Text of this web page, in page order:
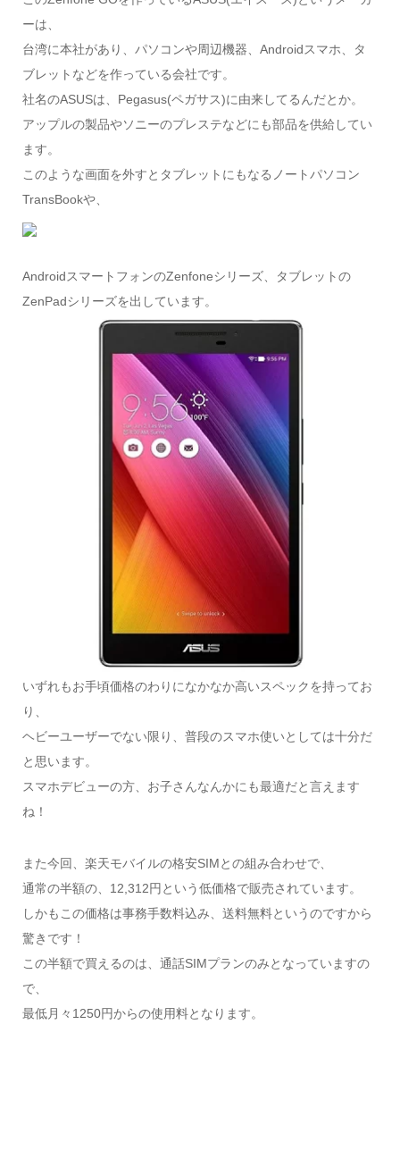
ーは、
台湾に本社があり、パソコンや周辺機器、Androidスマホ、タ
ブレットなどを作っている会社です。
社名のASUSは、Pegasus(ペガサス)に由来してるんだとか。
アップルの製品やソニーのプレステなどにも部品を供給してい
ます。
このような画面を外すとタブレットにもなるノートパソコン
TransBookや、
AndroidスマートフォンのZenfoneシリーズ、タブレットの
ZenPadシリーズを出しています。
いずれもお手頃価格のわりになかなか高いスペックを持ってお
り、
ヘビーユーザーでない限り、普段のスマホ使いとしては十分だ
と思います。
スマホデビューの方、お子さんなんかにも最適だと言えます
ね！
また今回、楽天モバイルの格安SIMとの組み合わせで、
通常の半額の、12,312円という低価格で販売されています。
しかもこの価格は事務手数料込み、送料無料というのですから
驚きです！
この半額で買えるのは、通話SIMプランのみとなっていますの
で、
最低月々1250円からの使用料となります。